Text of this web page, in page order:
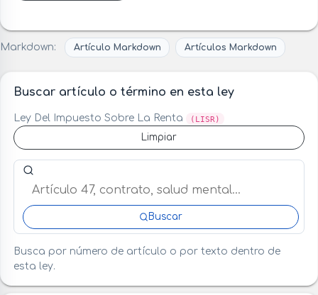
Markdown: Artículo Markdown Artículos Markdown
Buscar artículo o término en esta ley
Ley Del Impuesto Sobre La Renta (LISR)
Limpiar
Buscar artículo o término en esta ley
Buscar
Busca por número de artículo o por texto dentro de
esta ley.